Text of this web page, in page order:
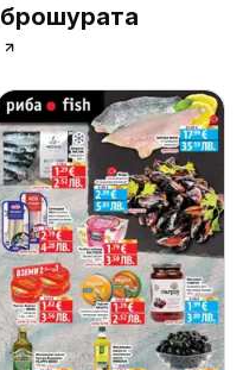
брошурата